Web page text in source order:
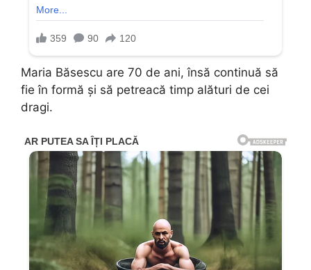
Maria Băsescu are 70 de ani, însă continuă să
fie în formă și să petreacă timp alături de cei
dragi.